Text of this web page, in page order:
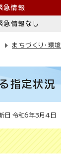
急情報
急情報なし
まちづくり・環境
指定状況
日 令和6年3月4日